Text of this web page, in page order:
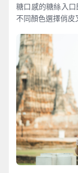
糖口感的糖絲入
不同顏色選擇俏皮